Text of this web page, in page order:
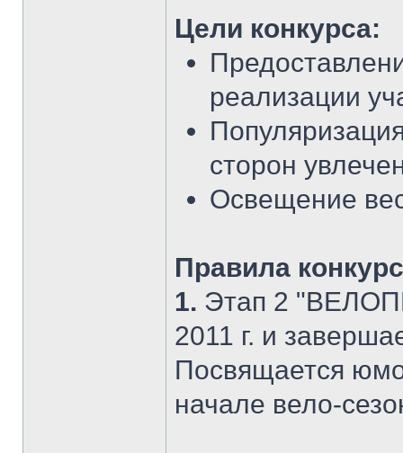
Цели конкурса:
реализации
сторон
Освещение
Правила
1. Этап 2
2011 г. и
Посвящается
начале вело-